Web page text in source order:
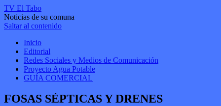
TV El Tabo
Noticias de su comuna
Saltar al contenido
Inicio
Editorial
Redes Sociales y Medios de Comunicación
Proyecto Agua Potable
GUÍA COMERCIAL
FOSAS SÉPTICAS Y DRENES